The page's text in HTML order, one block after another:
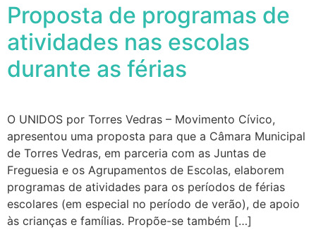
Proposta de programas de
atividades nas escolas
durante as férias
O UNIDOS por Torres Vedras – Movimento Cívico,
apresentou uma proposta para que a Câmara Municipal
de Torres Vedras, em parceria com as Juntas de
Freguesia e os Agrupamentos de Escolas, elaborem
programas de atividades para os períodos de férias
escolares (em especial no período de verão), de apoio
às crianças e famílias. Propõe-se também […]